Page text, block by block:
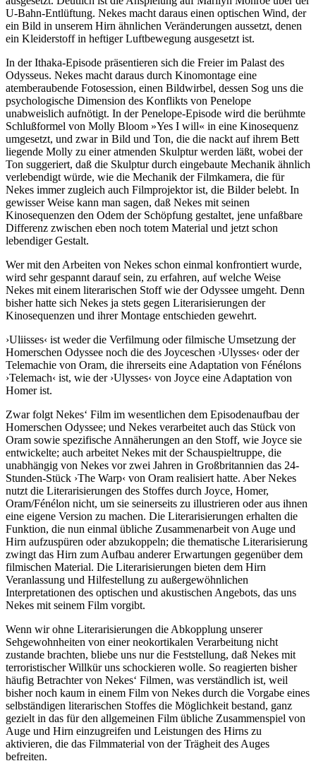
U-Bahn-Entlüftung. Nekes macht daraus einen optischen Wind, der
ein Bild in unserem Hirn ähnlichen Veränderungen aussetzt, denen
ein Kleiderstoff in heftiger Luftbewegung ausgesetzt ist.
In der Ithaka-Episode präsentieren sich die Freier im Palast des
Odysseus. Nekes macht daraus durch Kinomontage eine
atemberaubende Fotosession, einen Bildwirbel, dessen Sog uns die
psychologische Dimension des Konflikts von Penelope
unabweislich aufnötigt. In der Penelope-Episode wird die berühmte
Schlußformel von Molly Bloom »Yes I will« in eine Kinosequenz
umgesetzt, und zwar in Bild und Ton, die die nackt auf ihrem Bett
liegende Molly zu einer atmenden Skulptur werden läßt, wobei der
Ton suggeriert, daß die Skulptur durch eingebaute Mechanik ähnlich
verlebendigt würde, wie die Mechanik der Filmkamera, die für
Nekes immer zugleich auch Filmprojektor ist, die Bilder belebt. In
gewisser Weise kann man sagen, daß Nekes mit seinen
Kinosequenzen den Odem der Schöpfung gestaltet, jene unfaßbare
Differenz zwischen eben noch totem Material und jetzt schon
lebendiger Gestalt.
Wer mit den Arbeiten von Nekes schon einmal konfrontiert wurde,
wird sehr gespannt darauf sein, zu erfahren, auf welche Weise
Nekes mit einem literarischen Stoff wie der Odyssee umgeht. Denn
bisher hatte sich Nekes ja stets gegen Literarisierungen der
Kinosequenzen und ihrer Montage entschieden gewehrt.
›Uliisses‹ ist weder die Verfilmung oder filmische Umsetzung der
Homerschen Odyssee noch die des Joyceschen ›Ulysses‹ oder der
Telemachie von Oram, die ihrerseits eine Adaptation von Fénélons
›Telemach‹ ist, wie der ›Ulysses‹ von Joyce eine Adaptation von
Homer ist.
Zwar folgt Nekes‘ Film im wesentlichen dem Episodenaufbau der
Homerschen Odyssee; und Nekes verarbeitet auch das Stück von
Oram sowie spezifische Annäherungen an den Stoff, wie Joyce sie
entwickelte; auch arbeitet Nekes mit der Schauspieltruppe, die
unabhängig von Nekes vor zwei Jahren in Großbritannien das 24-
Stunden-Stück ›The Warp‹ von Oram realisiert hatte. Aber Nekes
nutzt die Literarisierungen des Stoffes durch Joyce, Homer,
Oram/Fénélon nicht, um sie seinerseits zu illustrieren oder aus ihnen
eine eigene Version zu machen. Die Literarisierungen erhalten die
Funktion, die nun einmal übliche Zusammenarbeit von Auge und
Hirn aufzuspüren oder abzukoppeln; die thematische Literarisierung
zwingt das Hirn zum Aufbau anderer Erwartungen gegenüber dem
filmischen Material. Die Literarisierungen bieten dem Hirn
Veranlassung und Hilfestellung zu außergewöhnlichen
Interpretationen des optischen und akustischen Angebots, das uns
Nekes mit seinem Film vorgibt.
Wenn wir ohne Literarisierungen die Abkopplung unserer
Sehgewohnheiten von einer neokortikalen Verarbeitung nicht
zustande brachten, bliebe uns nur die Feststellung, daß Nekes mit
terroristischer Willkür uns schockieren wolle. So reagierten bisher
häufig Betrachter von Nekes‘ Filmen, was verständlich ist, weil
bisher noch kaum in einem Film von Nekes durch die Vorgabe eines
selbständigen literarischen Stoffes die Möglichkeit bestand, ganz
gezielt in das für den allgemeinen Film übliche Zusammenspiel von
Auge und Hirn einzugreifen und Leistungen des Hirns zu
aktivieren, die das Filmmaterial von der Trägheit des Auges
befreiten.